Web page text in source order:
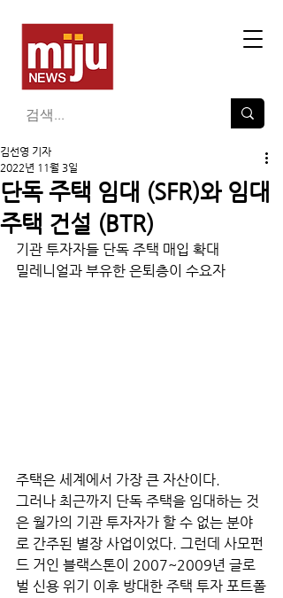
단독 주택 임대 (SFR)와 임대
주택 건설 (BTR)
김선영 기자
2022년 11월 3일
기관 투자자들 단독 주택 매입 확대
밀레니얼과 부유한 은퇴층이 수요자
주택은 세계에서 가장 큰 자산이다.
그러나 최근까지 단독 주택을 임대하는 것
은 월가의 기관 투자자가 할 수 없는 분야
로 간주된 별장 사업이었다. 그런데 사모펀
드 거인 블랙스톤이 2007~2009년 글로
벌 신용 위기 이후 방대한 주택 투자 포트폴